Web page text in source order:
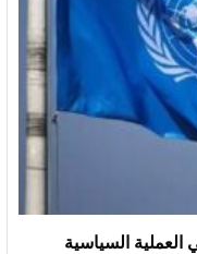
العملية السياسية